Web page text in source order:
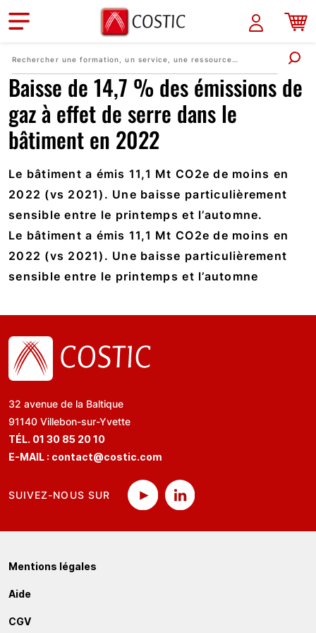
Aller au contenu principal
Baisse de 14,7 % des émissions de
gaz à effet de serre dans le
bâtiment en 2022
Le bâtiment a émis 11,1 Mt CO2e de moins en
2022 (vs 2021). Une baisse particulièrement
sensible entre le printemps et l’automne.
Le bâtiment a émis 11,1 Mt CO2e de moins en
2022 (vs 2021). Une baisse particulièrement
sensible entre le printemps et l’automne
32 avenue de la Baltique
91140 Villebon-sur-Yvette
TÉL. 01 30 85 20 10
E-MAIL : contact@costic.com
SUIVEZ-NOUS SUR
Mentions légales
Aide
CGV